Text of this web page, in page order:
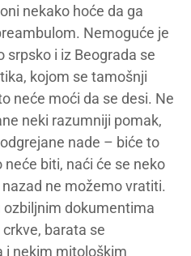
nekako hoće da ga
Nemoguće je
srpsko i iz Beograda se
kojom se tamošnji
neće moći da se desi. Ne
neki razumniji pomak,
nade – biće to
biti, naći će se neko
ne možemo vratiti.
ozbiljnim dokumentima
barata se
i nekim mitološkim